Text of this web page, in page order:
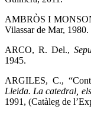
AMBRÒS I
Vilassar de Mar, 1980.
ARCO, R. Del.,
1945.
ARGILES, C.,
Lleida. La catedral,
1991, (Catàleg de